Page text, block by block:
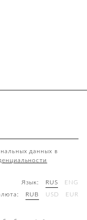
данных в
Язык: RUS
ENG
RUB USD EUR